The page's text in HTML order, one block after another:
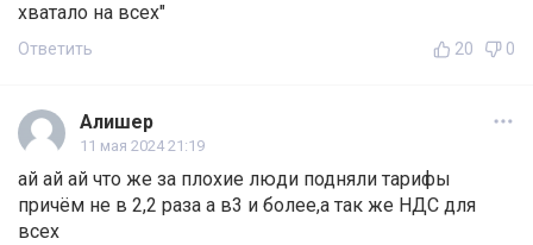
хватало на всех"
Ответить 20 0
Алишер
11 мая 2024 21:19
ай ай ай что же за плохие люди подняли тарифы
причём не в 2,2 раза а в3 и более,а так же НДС для
всех